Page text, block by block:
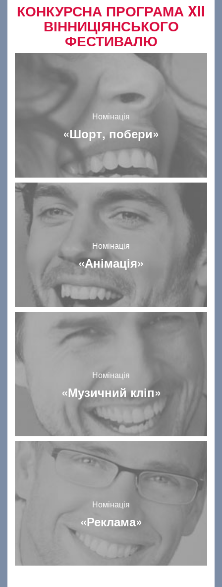
КОНКУРСНА ПРОГРАМА XII
ВІННИЦІЯНСЬКОГО
ФЕСТИВАЛЮ
Номінація
«Шорт, побери»
Номінація
«Анімація»
Номінація
«Музичний кліп»
Номінація
«Реклама»